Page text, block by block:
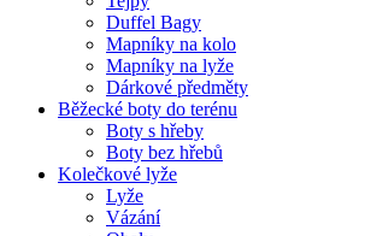
Duffel Bagy
Mapníky na kolo
Mapníky na lyže
Dárkové předměty
Běžecké boty do terénu
Boty s hřeby
Boty bez hřebů
Kolečkové lyže
Lyže
Vázání